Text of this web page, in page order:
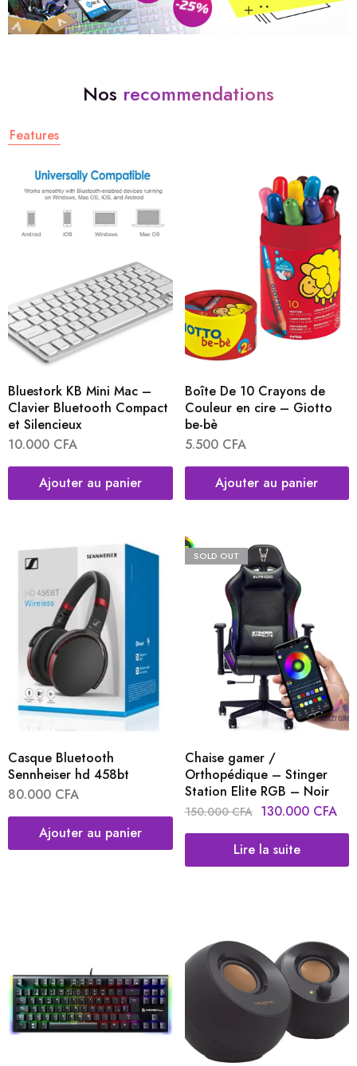
Nos recommendations
Features
Bluestork KB Mini Mac –
Clavier Bluetooth Compact
et Silencieux
10.000 CFA
Ajouter au panier
Boîte De 10 Crayons de
Couleur en cire – Giotto
be-bè
5.500 CFA
Ajouter au panier
Casque Bluetooth
Sennheiser hd 458bt
80.000 CFA
Ajouter au panier
SOLD OUT
Chaise gamer /
Orthopédique – Stinger
Station Elite RGB – Noir
150.000CFA 130.000 CFA
Lire la suite